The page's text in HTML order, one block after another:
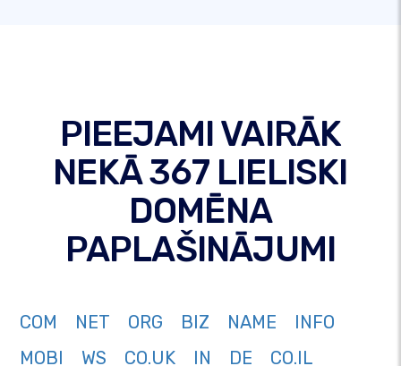
PIEEJAMI VAIRĀK
NEKĀ 367 LIELISKI
DOMĒNA
PAPLAŠINĀJUMI
COM NET ORG BIZ NAME
INFO
MOBI
WS CO.UK IN DE
CO.IL